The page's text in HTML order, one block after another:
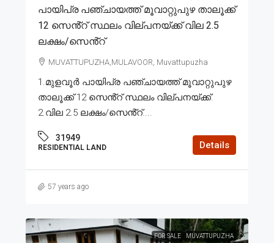
പായിപ്ര പഞ്ചായത്ത് മൂവാറ്റുപുഴ താലൂക്ക്
12 സെൻ്റ് സ്ഥലം വില്പനയ്ക്ക് വില 2.5
ലക്ഷം/സെൻ്റ്
MUVATTUPUZHA,MULAVOOR, Muvattupuzha
1.മുളവൂർ പായിപ്ര പഞ്ചായത്ത് മൂവാറ്റുപുഴ
താലൂക്ക് 12 സെൻ്റ് സ്ഥലം വില്പനയ്ക്ക്.
2.വില 2.5 ലക്ഷം/സെൻ്റ്....
31949
RESIDENTIAL LAND Details
57 years ago
FOR SALE MUVATTUPUZHA